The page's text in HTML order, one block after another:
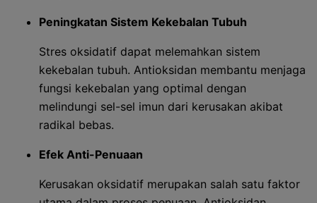
Peningkatan Sistem Kekebalan Tubuh
Stres oksidatif dapat melemahkan sistem
kekebalan tubuh. Antioksidan membantu menjaga
fungsi kekebalan yang optimal dengan
melindungi sel-sel imun dari kerusakan akibat
radikal bebas.
Efek Anti-Penuaan
Kerusakan oksidatif merupakan salah satu faktor